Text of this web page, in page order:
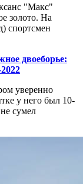
"Макс"
золото. На
спортсмен
двоеборье:
уверенно
у него был 10-
сумел